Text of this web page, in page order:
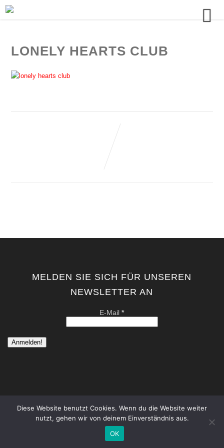
LONELY HEARTS CLUB
MELDEN SIE SICH FÜR UNSEREN
NEWSLETTER AN
E-Mail*
copyright by kati von schwerin | contemporary artist berlin . all
Datenschutzerklärung
Diese Website benutzt Cookies. Wenn du die Website weiter
nutzt, gehen wir von deinem Einverständnis aus.
OK